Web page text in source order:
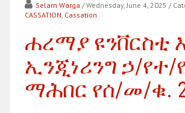
Selam Warga / Wednesday, June 4, 2025 /
CASSATION, Cassation
ሐረማያ ዩንቨርስቲ
ኢንጂነሪንግ ኃ/የተ/
ማሕበር የሰ/መ/ቁ.